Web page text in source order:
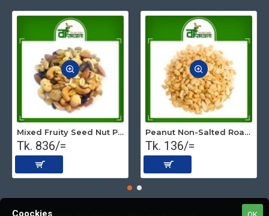
Mixed Fruity Seed Nut Premium (Roasted) 500 gm
Tk. 836/=
Peanut Non-Salted Roasted (Premium) 250 gm
Tk. 136/=
Coockies